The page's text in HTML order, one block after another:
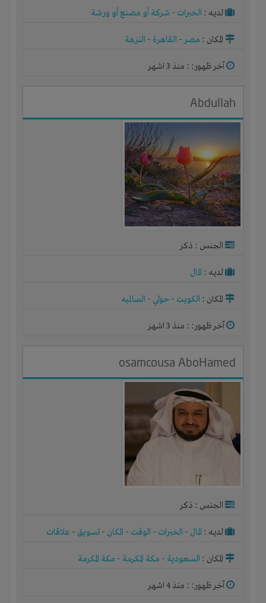
لديـه : الخبرات - شركة أو مصنع أو ورشة
المكان : مصر- القاهرة - النزهة
آخر ظهور: : منذ 3 اشهر
Abdullah
الجنس : ذكر
لديـه : المال
المكان : الكويت - حولي - السالميه
آخر ظهور: : منذ 3 اشهر
osamcousa AboHamed
الجنس : ذكر
لديـه : المال - الخبرات - الوقت - المكان - تسويق - علاقات
المكان : السعودية - مكة المكرمة - مكة المكرمة
آخر ظهور: : منذ 4 اشهر